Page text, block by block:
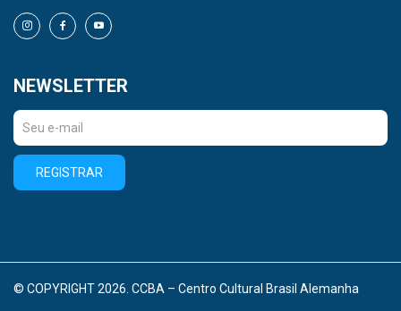
NEWSLETTER
REGISTRAR
© COPYRIGHT 2026. CCBA – Centro Cultural Brasil Alemanha